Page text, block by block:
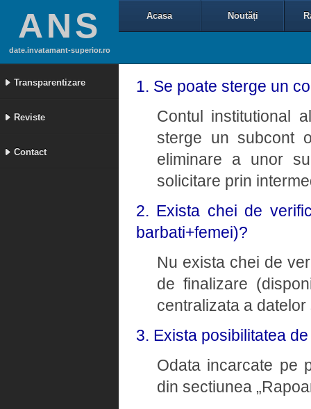
ANS
date.invatamant-superior.ro
Transparentizare
Reviste
Contact
Acasa Noutăți
1. Se poate sterge un
Contul institutional
sterge un subcont
eliminare a unor
solicitare prin
2. Exista chei de
barbati+femei)?
Nu exista chei de
de finalizare
centralizata a
3. Exista posibilitatea
Odata incarcate pe
din sectiunea